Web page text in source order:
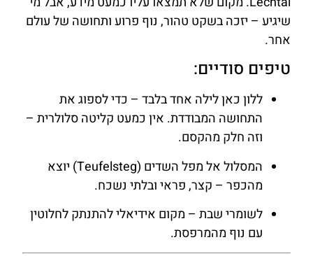
שיגיע – יזכה בשקט טהור, נוף פרוע ותחושה של עולם
אחר.
טיפים סודיים:
ללון כאן לילה אחד בלבד – כדי לספוג את
התחושה המבודדת. אין כמעט קליטה סלולרית –
וזה חלק מהקסם.
המסלול אל מפל השדים (Teufelsteg) יוצא
מהכפר – קצר, פראי ובלתי נשכח.
לשומרי שבת – מקום אידיאלי להתנתק לחלוטין
עם נוף מהמרפסת.